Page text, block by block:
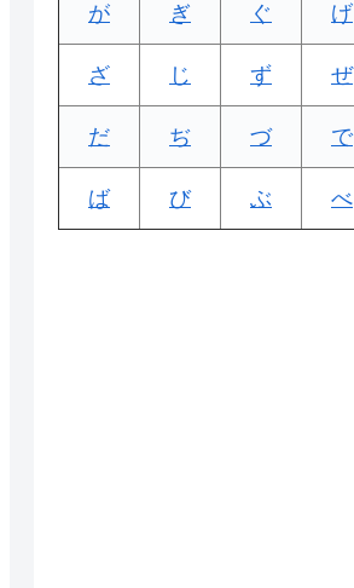
が ぎ ぐ げ
ざ じ ず ぜ
だ ぢ づ で
ば び ぶ べ